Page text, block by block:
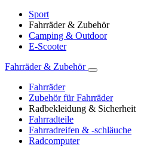
Sport
Fahrräder & Zubehör
Camping & Outdoor
E-Scooter
Fahrräder & Zubehör
Fahrräder
Zubehör für Fahrräder
Radbekleidung & Sicherheit
Fahrradteile
Fahrradreifen & -schläuche
Radcomputer